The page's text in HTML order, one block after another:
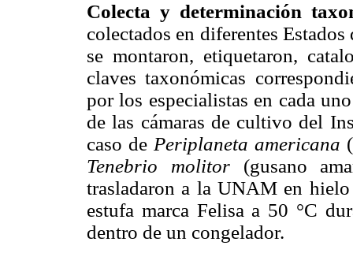
Colecta y determinación
colectados en diferentes
se montaron, etiquetaron,
claves taxonómicas
por los especialistas en cada
de las cámaras de cultivo del
caso de Periplaneta americana
Tenebrio molitor(gusano
trasladaron a la UNAM en hielo
estufa marca Felisa a 50 °C
dentro de un congelador.